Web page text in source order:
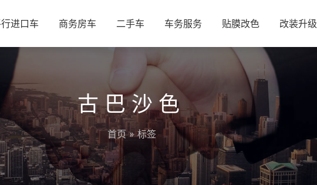
进口车 商务房车 二手车 车务服务 贴膜改色 改装升级
古巴沙色
首页 » 标签